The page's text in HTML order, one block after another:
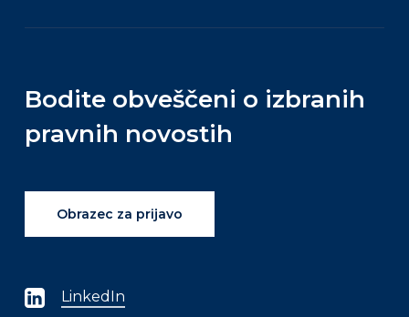
Bodite obveščeni o izbranih
pravnih novostih
Obrazec za prijavo
LinkedIn